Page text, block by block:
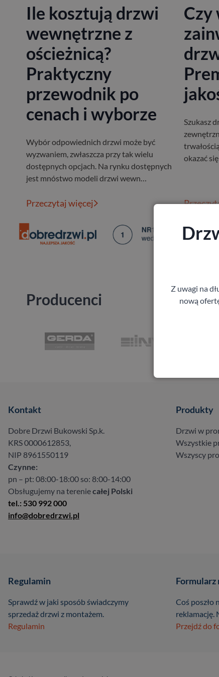
Ile kosztują drzwi
wewnętrzne z
ościeżnicą?
Praktyczny
przewodnik po
cenach i wyborze
Wybór odpowiednich drzwi może być
wyzwaniem, zwłaszcza przy tak wielu
dostępnych opcjach. Na rynku dostępnych
jest mnóstwo modeli drzwi wewn…
Przeczytaj więcej
Czy
Szukasz
okazać
Producenci
Kontakt
Dobre Drzwi Bukowski Sp.k.
KRS 0000612853,
NIP 8961550119
Czynne:
pn – pt: 08:00-18:00 so: 8:00-14:00
Obsługujemy na tereniecałej Polski
tel.: 530 992 000
info@dobredrzwi.pl
Produkty
Drzwi w
Wszystkie
Wszyscy
Regulamin
Sprawdź w jaki sposób świadczymy
sprzedaż drzwi z montażem.
Regulamin
Coś poszło
reklamację.
Przejdź do
Z uwagi na
nową